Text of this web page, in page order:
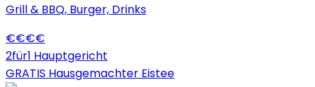
Grill & BBQ, Burger, Drinks
€€€€
2für1 Hauptgericht
GRATIS Hausgemachter Eistee